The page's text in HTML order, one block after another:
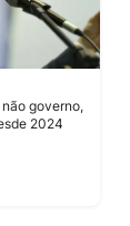
governo,
2024